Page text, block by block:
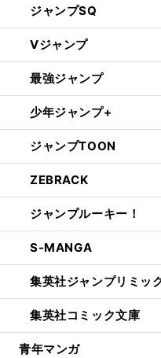
ジャンプSQ
Vジャンプ
最強ジャンプ
少年ジャンプ+
ジャンプTOON
ZEBRACK
ジャンプルーキー！
S-MANGA
集英社ジャンプリミッ
集英社コミック文庫
青年マンガ